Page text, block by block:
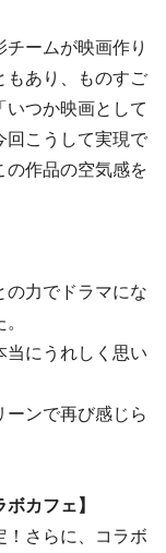
ームが映画作り
もあり、ものすご
いつか映画として
回こうして実現で
の作品の空気感を
の力でドラマにな
当にうれしく思い
ンで再び感じら
カフェ】
！さらに、コラボ